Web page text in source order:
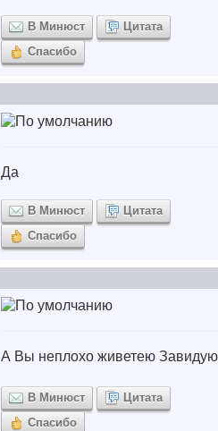
В Минюст
Цитата
Спасибо
Да
В Минюст
Цитата
Спасибо
А Вы неплохо живетею
В Минюст
Цитата
Спасибо